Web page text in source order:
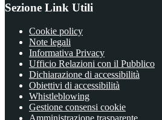
Sezione Link Utili
Cookie policy
Note legali
Informativa Privacy
Ufficio Relazioni con il Pubblico
Dichiarazione di accessibilità
Obiettivi di accessibilità
Whistleblowing
Gestione consensi cookie
Amministrazione trasparente